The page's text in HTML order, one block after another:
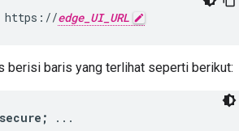
edge_UI_URL
berisi baris yang terlihat seperti berikut:
secure; ...